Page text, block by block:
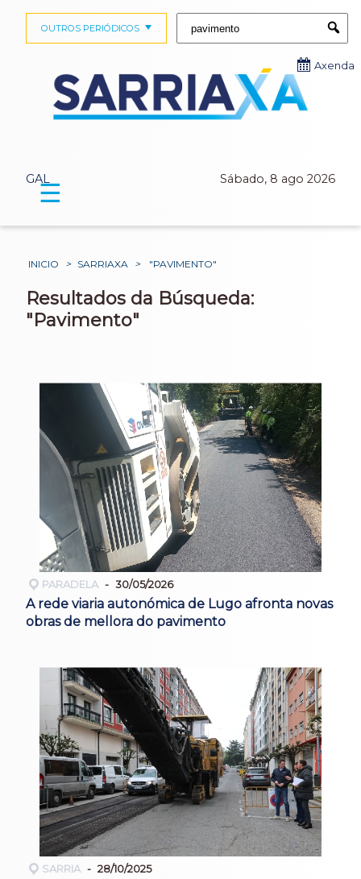
GAL Sábado, 8 ago 2026
OUTROS PERIÓDICOS
Axenda
☰
INICIO > SARRIAXA > "PAVIMENTO"
Resultados da Búsqueda:
"Pavimento"
PARADELA 30/05/2026
A rede viaria autonómica de Lugo afronta novas
obras de mellora do pavimento
SARRIA 28/10/2025